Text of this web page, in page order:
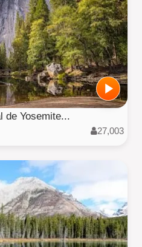
de Yosemite...
27,003